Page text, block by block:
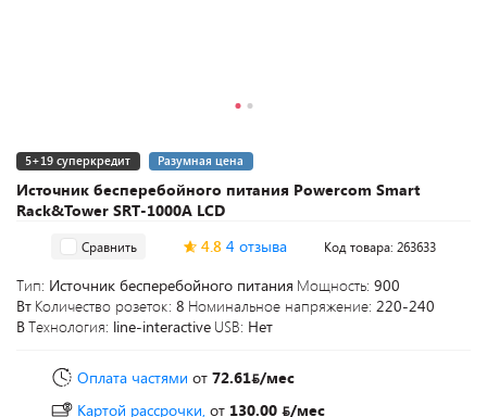
Источник бесперебойного питания Powercom Smart
Rack&Tower SRT-1000A LCD
5+19 суперкредит Разумная цена
Сравнить 4.8 4 отзыва Код товара: 263633
Тип: Источник бесперебойного питания Мощность: 900
Вт Количество розеток: 8 Номинальное напряжение: 220-240
ВТехнология: line-interactive USB: Нет
Оплата частями от 72.61 /мес
Картой рассрочки, от 130.00
/мес